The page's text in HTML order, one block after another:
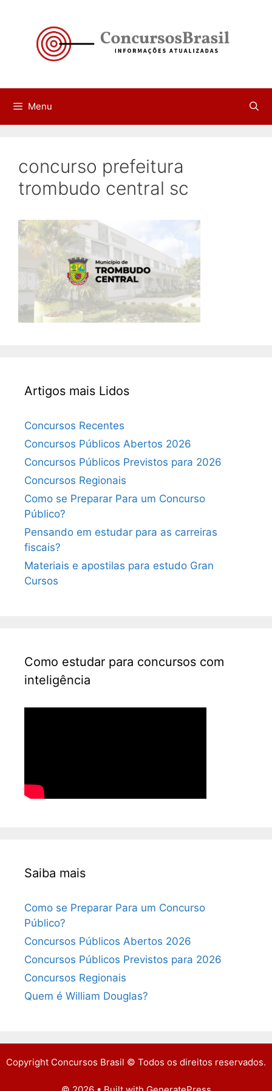
conteúdo
Menu
concurso prefeitura
trombudo central sc
Artigos mais Lidos
Concursos Recentes
Concursos Públicos Abertos 2026
Concursos Públicos Previstos para 2026
Concursos Regionais
Como se Preparar Para um Concurso
Público?
Pensando em estudar para as carreiras
fiscais?
Materiais e apostilas para estudo Gran
Cursos
Como estudar para concursos com
inteligência
Saiba mais
Como se Preparar Para um Concurso
Público?
Concursos Públicos Abertos 2026
Concursos Públicos Previstos para 2026
Concursos Regionais
Quem é William Douglas?
Copyright Concursos Brasil © Todos os direitos reservados.